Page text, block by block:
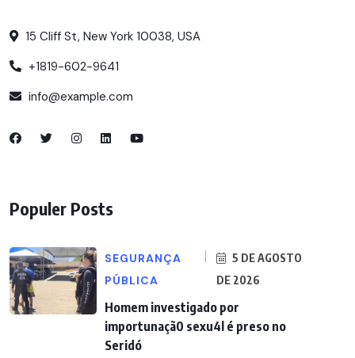
15 Cliff St, New York 10038, USA
+1819-602-9641
info@example.com
Populer Posts
SEGURANÇA
PÚBLICA
5 DE AGOSTO
DE 2026
Homem investigado por
importunaçã0 sexu4l é preso no
Seridó